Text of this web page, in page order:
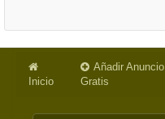
Inicio
Añadir Anuncio
Gratis